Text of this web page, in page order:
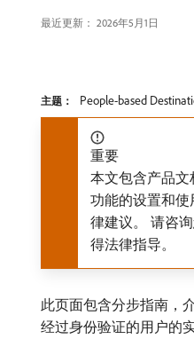
最近更新： 2026年5月1日
主题： People-based
重要
本文包含产品
功能的设置和
律建议。 请咨
得法律指导。
此页面包含分步指南，
经过身份验证的用户的